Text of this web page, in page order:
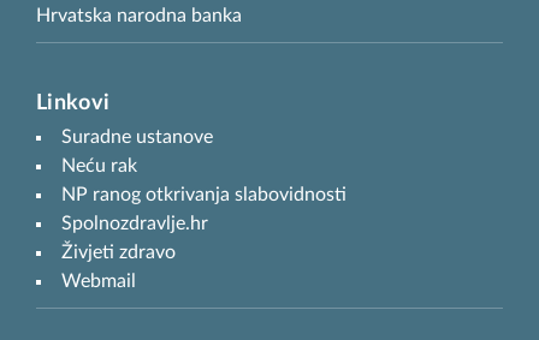
Hrvatska narodna banka
Linkovi
Suradne ustanove
Neću rak
NP ranog otkrivanja slabovidnosti
Spolnozdravlje.hr
Živjeti zdravo
Webmail